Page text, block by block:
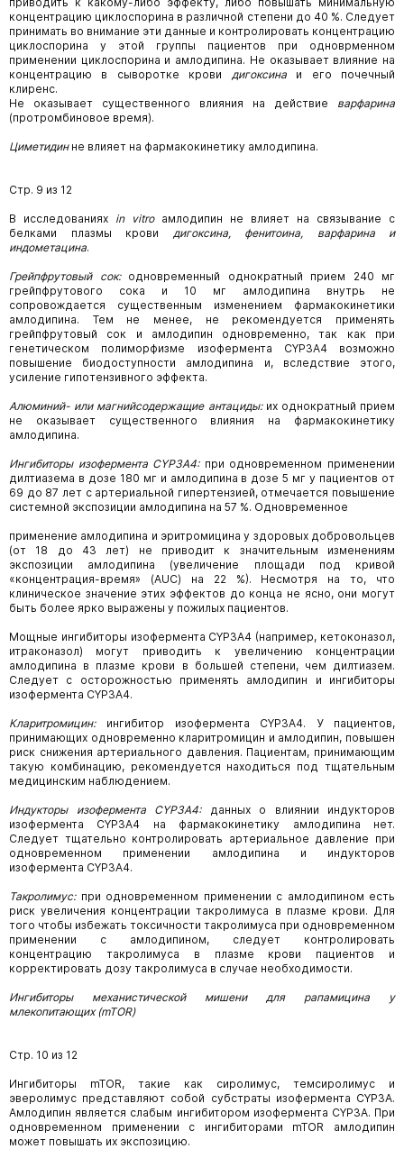
концентрацию циклоспорина в различной степени до 40 %. Следует
принимать во внимание эти данные и контролировать концентрацию
циклоспорина у этой группы пациентов при одноврменном
применении циклоспорина и амлодипина. Не оказывает влияние на
концентрацию в сыворотке крови дигоксинаи его почечный
клиренс.
Не оказывает существенного влияния на действие варфарина
(протромбиновое время).
Циметидин не влияет на фармакокинетику амлодипина.
Стр. 9 из 12
В исследованиях in vitroамлодипин не влияет на связывание с
белками плазмы крови дигоксина, фенитоина, варфарина и
индометацина.
Грейпфрутовый сок: одновременный однократный прием 240
мг
грейпфрутового сока и
10 мг амлодипина внутрь не
сопровождается существенным изменением фармакокинетики
амлодипина. Тем не менее, не рекомендуется применять
грейпфрутовый сок и амлодипин одновременно, так как при
генетическом полиморфизме изофермента CYP3A4 возможно
повышение биодоступности амлодипина и, вследствие этого,
усиление гипотензивного эффекта.
Алюминий- или магнийсодержащие антациды: их однократный прием
не оказывает
существенного влияния на фармакокинетику
амлодипина.
Ингибиторы изофермента CYP3A4: при одновременном применении
дилтиазема в дозе 180 мг и амлодипина в дозе 5 мг у пациентов от
69 до 87 лет с артериальной гипертензией, отмечается повышение
системной экспозиции амлодипина на 57 %. Одновременное
применение амлодипина и эритромицина у здоровых добровольцев
(от 18 до 43 лет) не приводит к значительным изменениям
экспозиции амлодипина (увеличение площади под кривой
«концентрация-время» (AUC) на 22 %). Несмотря на то, что
клиническое значение этих эффектов до конца не ясно, они могут
быть более ярко выражены у пожилых пациентов.
Мощные ингибиторы изофермента CYP3A4 (например, кетоконазол,
итраконазол) могут приводить к увеличению концентрации
амлодипина в плазме крови в большей степени, чем дилтиазем.
Следует с осторожностью применять амлодипин и ингибиторы
изофермента CYP3A4.
Кларитромицин: ингибитор изофермента CYP3A4.
У пациентов,
принимающих одновременно кларитромицин и амлодипин, повышен
риск снижения артериального давления. Пациентам, принимающим
такую комбинацию, рекомендуется находиться под тщательным
медицинским наблюдением.
Индукторы изофермента CYP3A4: данных о влиянии индукторов
изофермента
CYP3A4
на фармакокинетику амлодипина нет.
Следует тщательно контролировать артериальное давление при
одновременном применении амлодипина и индукторов
изофермента CYP3A4.
Такролимус: при одновременном применении с амлодипином есть
риск увеличения концентрации такролимуса в плазме крови. Для
того чтобы избежать токсичности такролимуса при одновременном
применении с амлодипином, следует контролировать
концентрацию такролимуса в плазме крови пациентов и
корректировать дозу такролимуса в случае необходимости.
Ингибиторы механистической мишени для рапамицина у
млекопитающих (mTOR)
Стр. 10 из 12
Ингибиторы mTOR, такие как сиролимус, темсиролимус и
эверолимус представляют собой субстраты изофермента CYP3A.
Амлодипин является слабым ингибитором изофермента CYP3A. При
одновременном применении с ингибиторами mTOR амлодипин
может повышать их экспозицию.